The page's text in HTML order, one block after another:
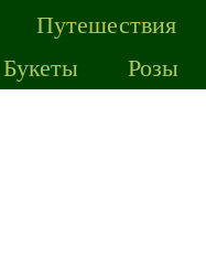
Путешествия
Букеты Розы